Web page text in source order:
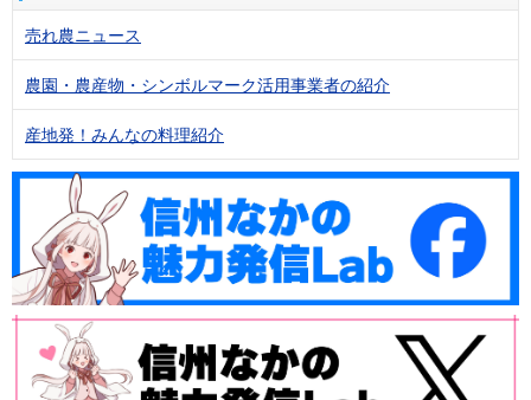
売れ農ニュース
農園・農産物・シンボルマーク活用事業者の紹介
産地発！みんなの料理紹介